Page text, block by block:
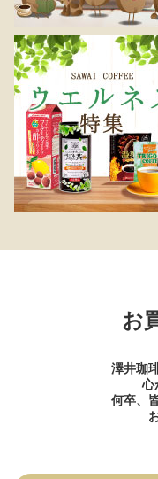
お
澤井珈
心
何卒、